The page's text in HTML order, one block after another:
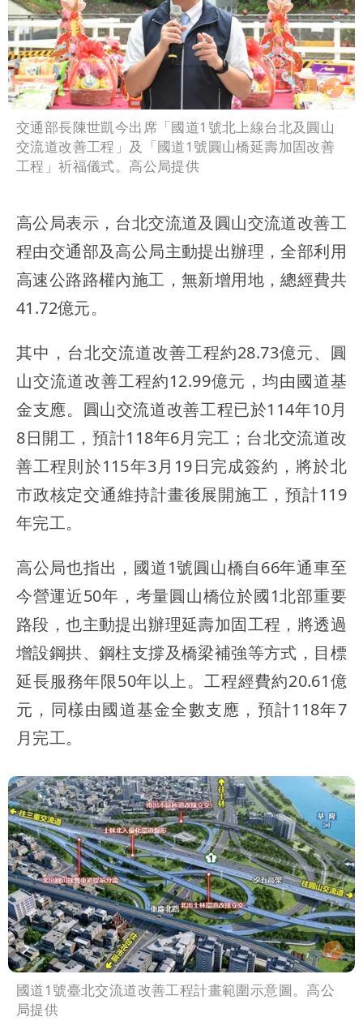
交通部長陳世凱今出席「國道1號北上線台北及圓山
交流道改善工程」及「國道1號圓山橋延壽加固改善
工程」祈福儀式。高公局提供
高公局表示，台北交流道及圓山交流道改善工
程由交通部及高公局主動提出辦理，全部利用
高速公路路權內施工，無新增用地，總經費共
41.72億元。
其中，台北交流道改善工程約28.73億元、圓
山交流道改善工程約12.99億元，均由國道基
金支應。圓山交流道改善工程已於114年10月
8日開工，預計118年6月完工；台北交流道改
善工程則於115年3月19日完成簽約，將於北
市政核定交通維持計畫後展開施工，預計119
年完工。
高公局也指出，國道1號圓山橋自66年通車至
今營運近50年，考量圓山橋位於國1北部重要
路段，也主動提出辦理延壽加固工程，將透過
增設鋼拱、鋼柱支撐及橋梁補強等方式，目標
延長服務年限50年以上。工程經費約20.61億
元，同樣由國道基金全數支應，預計118年7
月完工。
國道1號臺北交流道改善工程計畫範圍示意圖。高公
局提供